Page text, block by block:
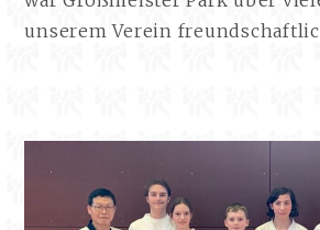
unserem Verein